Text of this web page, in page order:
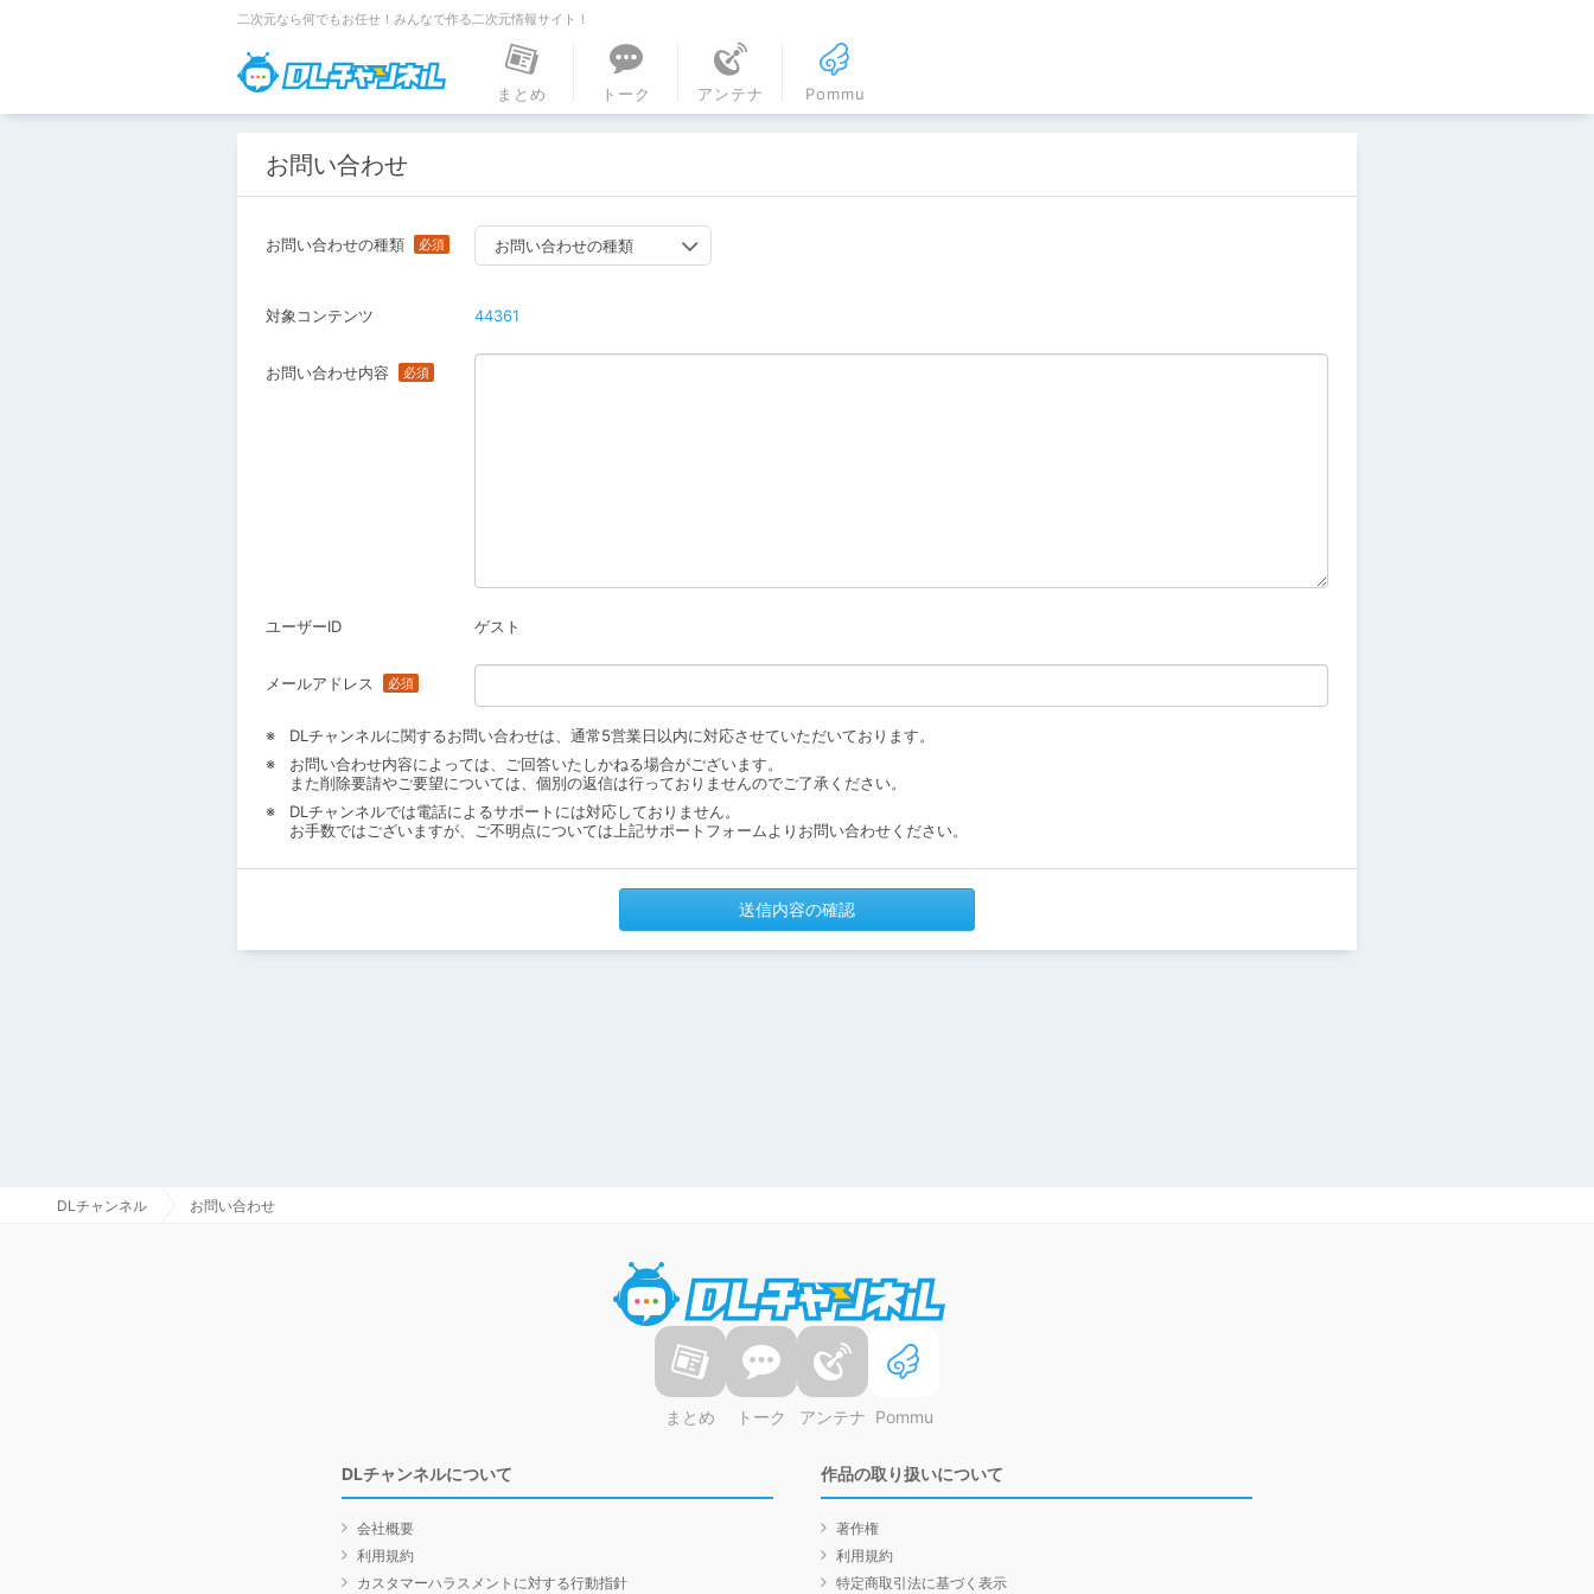
二次元なら何でもお任せ！みんなで作る二次元情報サイト！
DLチャンネル
まとめ
トーク アンテナ Pommu
お問い合わせ
お問い合わせの種類 お問い合わせの種類
対象コンテンツ 44361
お問い合わせ内容
ユーザーID ゲスト
メールアドレス
DLチャンネルに関するお問い合わせは、通常5営業日以内に対応させていただいております。
お問い合わせ内容によっては、ご回答いたしかねる場合がございます。
また削除要請やご要望については、個別の返信は行っておりませんのでご了承ください。
DLチャンネルでは電話によるサポートには対応しておりません。
お手数ではございますが、ご不明点については上記サポートフォームよりお問い合わせください。
送信内容の確認
DLチャンネル お問い合わせ
まとめ トーク アンテナ Pommu
DLチャンネルについて
会社概要
利用規約
カスタマーハラスメントに対する行動指針
作品の取り扱いについて
著作権
利用規約
特定商取引法に基づく表示